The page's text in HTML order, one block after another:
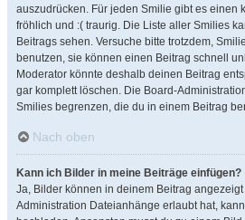
auszudrücken. Für jeden Smilie gibt es einen
fröhlich und :( traurig. Die Liste aller Smilies
Beitrags sehen. Versuche bitte trotzdem,
benutzen, sie können einen Beitrag schnell
Moderator könnte deshalb deinen Beitrag
gar komplett löschen. Die Board-
Smilies begrenzen, die du in einem Beitrag
Nach oben
Kann ich Bilder in meine Beiträge einfügen?
Ja, Bilder können in deinem Beitrag
Administration Dateianhänge erlaubt hat,